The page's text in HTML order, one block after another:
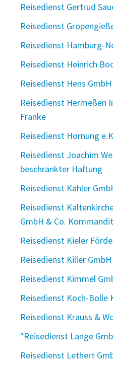
Reisedienst Gertrud
Reisedienst
Reisedienst Hamburg-
Reisedienst Heinrich
Reisedienst Hens GmbH
Reisedienst Hermeßen
Franke
Reisedienst Hornung
Reisedienst Joachim
beschränkter Haftung
Reisedienst Kähler
Reisedienst
GmbH & Co.
Reisedienst Kieler
Reisedienst Killer GmbH
Reisedienst Kimmel
Reisedienst Koch-Bolle
Reisedienst Krauss &
"Reisedienst Lange
Reisedienst Lethert